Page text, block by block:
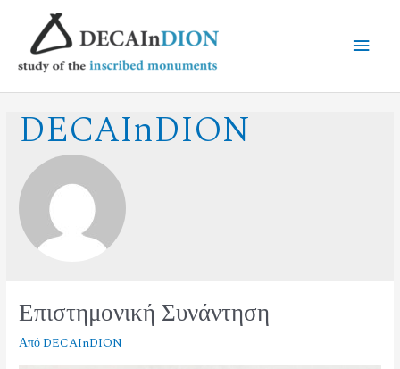
DECAInDION
Επιστημονική Συνάντηση
Από DECAInDION